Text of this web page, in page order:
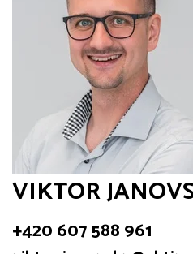
VIKTOR
+420 607 588 961